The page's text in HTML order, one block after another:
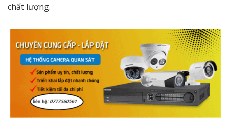
chất lượng.